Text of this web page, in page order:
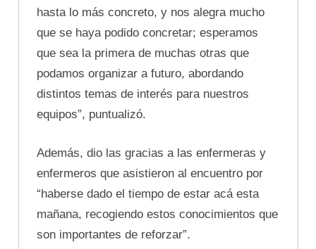
hasta lo más concreto, y nos alegra mucho
que se haya podido concretar; esperamos
que sea la primera de muchas otras que
podamos organizar a futuro, abordando
distintos temas de interés para nuestros
equipos”, puntualizó.
Además, dio las gracias a las enfermeras y
enfermeros que asistieron al encuentro por
“haberse dado el tiempo de estar acá esta
mañana, recogiendo estos conocimientos que
son importantes de reforzar”.